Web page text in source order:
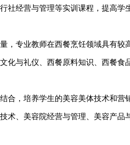
社经营与管理等实训课程，提高学
，专业教师在西餐烹饪领域具有较
化与礼仪、西餐原料知识、西餐食
合，培养学生的美容美体技术和营
术、美容院经营与管理、美容产品